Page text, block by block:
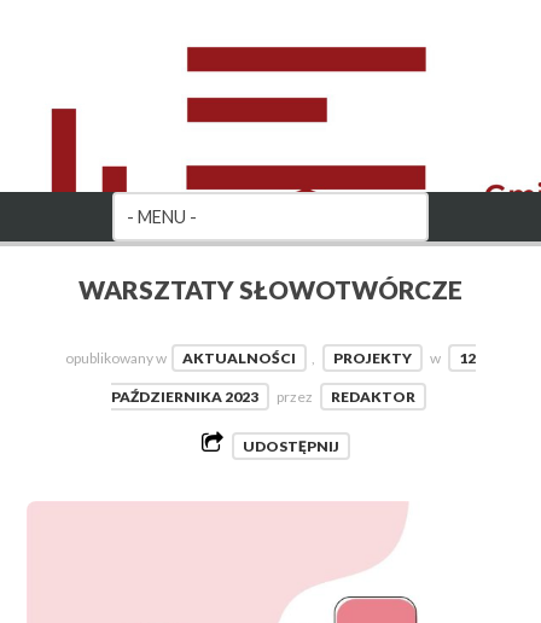
WARSZTATY SŁOWOTWÓRCZE
opublikowany w AKTUALNOŚCI , PROJEKTY w 12
PAŹDZIERNIKA 2023 przez REDAKTOR
UDOSTĘPNIJ